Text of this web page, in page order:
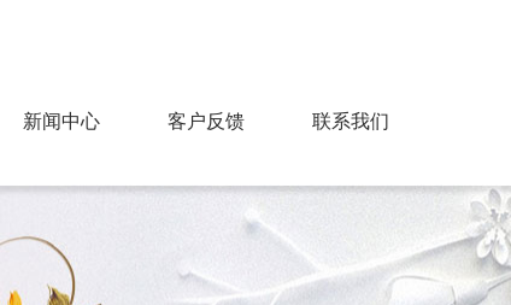
新闻中心 客户反馈 联系我们